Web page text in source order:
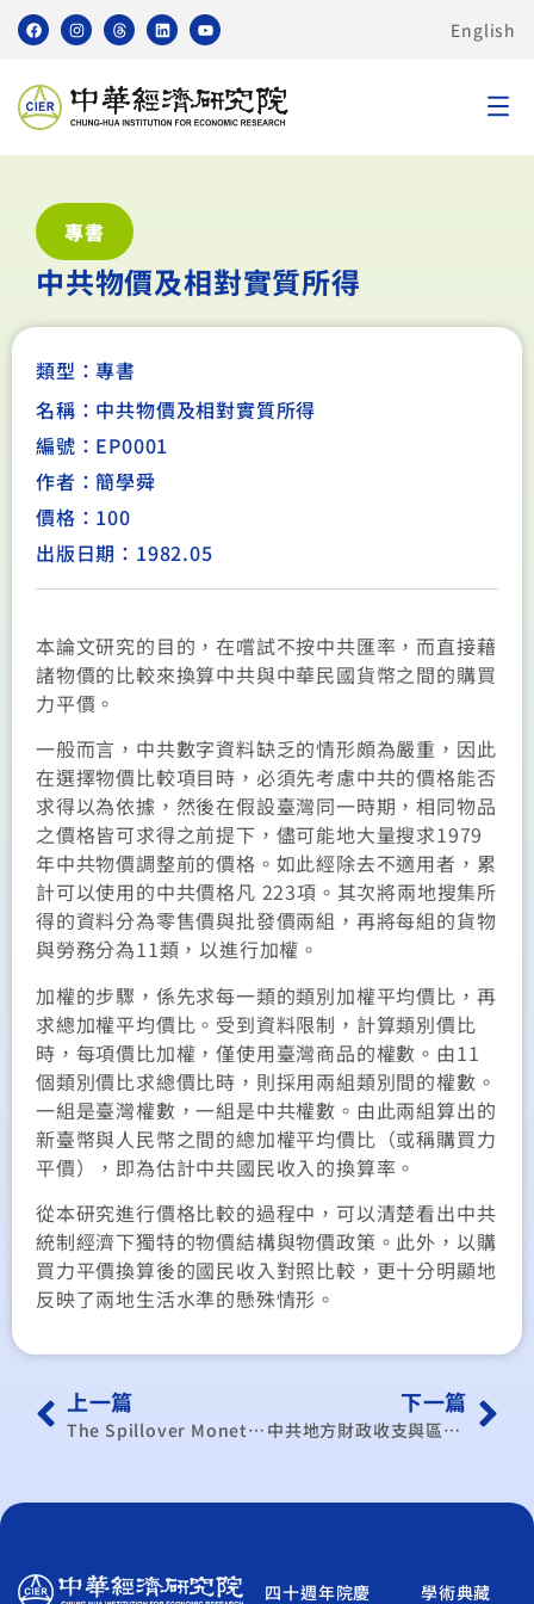
English
專書
中共物價及相對實質所得
類型：專書
名稱：中共物價及相對實質所得
編號：EP0001
作者：簡學舜
價格：100
出版日期：1982.05
本論文研究的目的，在嚐試不按中共匯率，而直接藉
諸物價的比較來換算中共與中華民國貨幣之間的購買
力平價。
一般而言，中共數字資料缺乏的情形頗為嚴重，因此
在選擇物價比較項目時，必須先考慮中共的價格能否
求得以為依據，然後在假設臺灣同一時期，相同物品
之價格皆可求得之前提下，儘可能地大量搜求1979
年中共物價調整前的價格。如此經除去不適用者，累
計可以使用的中共價格凡 223項。其次將兩地搜集所
得的資料分為零售價與批發價兩組，再將每組的貨物
與勞務分為11類，以進行加權。
加權的步驟，係先求每一類的類別加權平均價比，再
求總加權平均價比。受到資料限制，計算類別價比
時，每項價比加權，僅使用臺灣商品的權數。由11
個類別價比求總價比時，則採用兩組類別間的權數。
一組是臺灣權數，一組是中共權數。由此兩組算出的
新臺幣與人民幣之間的總加權平均價比（或稱購買力
平價），即為估計中共國民收入的換算率。
從本研究進行價格比較的過程中，可以清楚看出中共
統制經濟下獨特的物價結構與物價政策。此外，以購
買力平價換算後的國民收入對照比較，更十分明顯地
反映了兩地生活水準的懸殊情形。
上一篇
The Spillover Monetary Effect of Devaluation: a Disequilibrium Interpretation of the Cooper Paradox and the “Revised”
下一篇
中共地方財政收支與區域經濟發展的關係
四十週年院慶 學術典藏